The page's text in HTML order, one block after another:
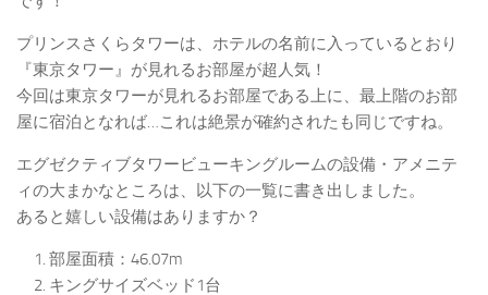
プリンスさくらタワーは、ホテルの名前に入っているとおり
『東京タワー』が見れるお部屋が超人気！
今回は東京タワーが見れるお部屋である上に、最上階のお部
屋に宿泊となれば…これは絶景が確約されたも同じですね。
エグゼクティブタワービューキングルームの設備・アメニテ
ィの大まかなところは、以下の一覧に書き出しました。
あると嬉しい設備はありますか？
部屋面積：46.07m
キングサイズベッド1台